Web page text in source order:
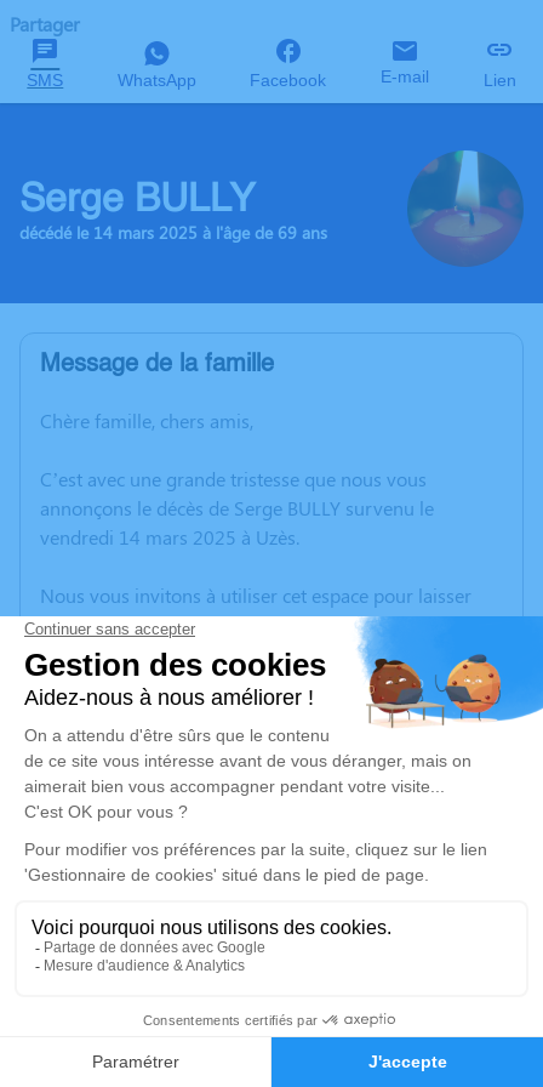
Faire-part Hommages
Partager
SMS WhatsApp Facebook E-mail Lien
Serge BULLY
décédé le 14 mars 2025 à l'âge de 69 ans
Message de la famille
Chère famille, chers amis,
C’est avec une grande tristesse que nous vous
annonçons le décès de Serge BULLY survenu le
vendredi 14 mars 2025 à Uzès.
Nous vous invitons à utiliser cet espace pour laisser
vos condoléances, partager des photos souvenirs, une
anecdote ou exprimer vos pensées à travers des
poèmes ou des textes. Cet endroit est un lieu
d'expression dédié à honorer la mémoire de Serge
BULLY.
Un service de plantation d’arbre hommage est
disponible ici.
Je rends hommage
Cérémonie religieuse
Cimetière d'Uzès
Chemin du Peiroulet